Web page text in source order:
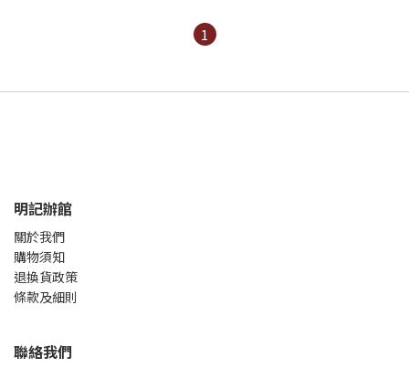
1
明記辦館
關於我們
購物須知
退換貨政策
條款及細則
聯絡我們